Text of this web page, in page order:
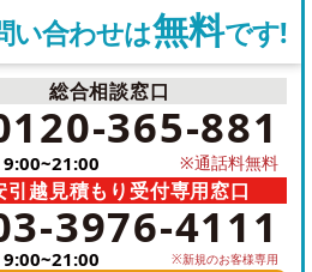
い合わせは無料です!
総合相談窓口
365-881
9:00~21:00 ※通話料無料
引越見積もり受付専用窓口
3976-4111
9:00~21:00 ※新規のお客様専用